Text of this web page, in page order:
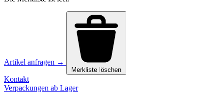
Artikel anfragen →
Merkliste löschen
Kontakt
Verpackungen ab Lager